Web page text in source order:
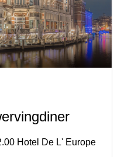
Hotel De L' Europe